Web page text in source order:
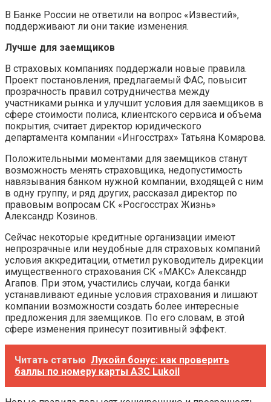
В Банке России не ответили на вопрос «Известий»,
поддерживают ли они такие изменения.
Лучше для заемщиков
В страховых компаниях поддержали новые правила.
Проект постановления, предлагаемый ФАС, повысит
прозрачность правил сотрудничества между
участниками рынка и улучшит условия для заемщиков в
сфере стоимости полиса, клиентского сервиса и объема
покрытия, считает директор юридического
департамента компании «Ингосстрах» Татьяна Комарова.
Положительными моментами для заемщиков станут
возможность менять страховщика, недопустимость
навязывания банком нужной компании, входящей с ним
в одну группу, и ряд других, рассказал директор по
правовым вопросам СК «Росгосстрах Жизнь»
Александр Козинов.
Сейчас некоторые кредитные организации имеют
непрозрачные или неудобные для страховых компаний
условия аккредитации, отметил руководитель дирекции
имущественного страхования СК «МАКС» Александр
Агапов. При этом, участились случаи, когда банки
устанавливают единые условия страхования и лишают
компании возможности создать более интересные
предложения для заемщиков. По его словам, в этой
сфере изменения принесут позитивный эффект.
Читать статью Лукойл бонус: как проверить
баллы по номеру карты АЗС Lukoil